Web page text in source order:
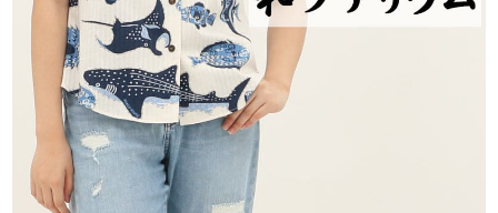
平日・土日祝ともに午前10時までのご注文で、
当日発送しております。